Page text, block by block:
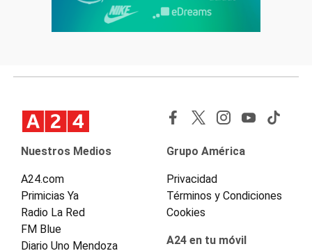
Nuestros Medios
A24.com
Primicias Ya
Radio La Red
FM Blue
Diario Uno Mendoza
Grupo América
Privacidad
Términos y Condiciones
Cookies
A24 en tu móvil